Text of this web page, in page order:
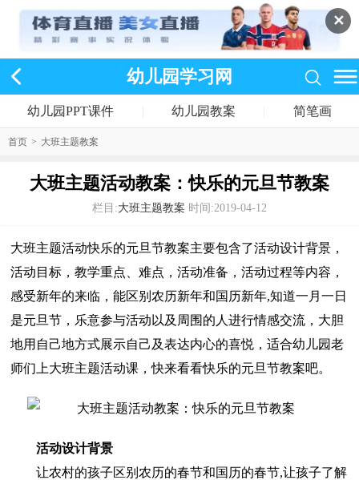
✕
幼儿园学习网
幼儿园PPT课件 幼儿园教案 简笔画
首页 > 大班主题教案
大班主题活动教案：快乐的元旦节教案
栏目:大班主题教案 时间:2019-04-12
大班主题活动快乐的元旦节教案主要包含了活动设计背景，
活动目标，教学重点、难点，活动准备，活动过程等内容，
感受新年的来临，能区别农历新年和国历新年,知道一月一日
是元旦节，乐意参与活动以及周围的人进行情感交流，大胆
地用自己地方式展示自己及表达内心的喜悦，适合幼儿园老
师们上大班主题活动课，快来看看快乐的元旦节教案吧。
活动设计背景
让农村的孩子区别农历的春节和国历的春节,让孩子了解